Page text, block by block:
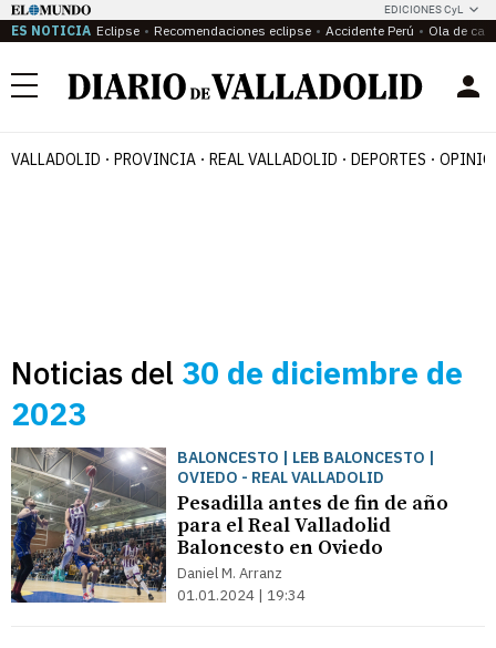
EDICIONES CyL
ES NOTICIA Eclipse Recomendaciones eclipse Accidente Perú Ola de
Menú
VALLADOLID PROVINCIA REAL VALLADOLID DEPORTES
Noticias del 30 de diciembre de
2023
BALONCESTO | LEB BALONCESTO |
OVIEDO - REAL VALLADOLID
Pesadilla antes de fin de año
para el Real Valladolid
Baloncesto en Oviedo
Daniel M. Arranz
01.01.2024 | 19:34